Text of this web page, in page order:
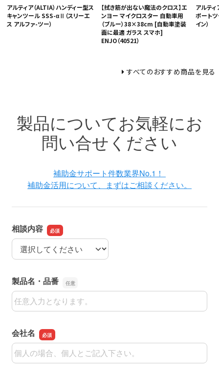
アルティア（ALTIA）ハンディー型ス
キャンツール SSS-αⅡ（スリーエ
ス アルファ-ツー）
【拭き筋が出ない魔法のクロス】エ
ンヨー マイクロスター 自動車用
（ブルー）38×38cm [自動車塗装
面に最適 ガラス スマホ]
ENJO（40521）
アルティ
ポート
イン）
すべてのおすすめ商品を見る